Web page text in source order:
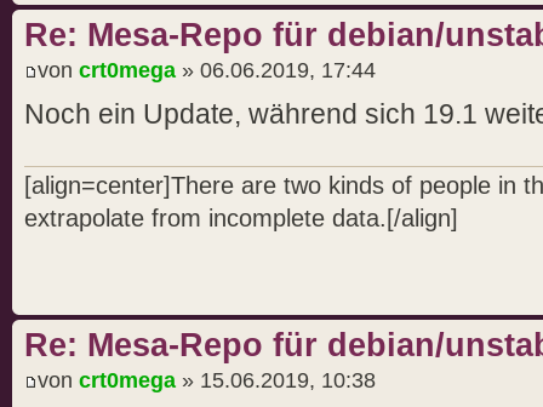
Re: Mesa-Repo für debian/
von crt0mega » 06.06.2019, 17:44
Noch ein Update, während sich 19.1
[align=center]There are two kinds of people in
extrapolate from incomplete data.[/align]
Re: Mesa-Repo für debian/
von crt0mega » 15.06.2019, 10:38